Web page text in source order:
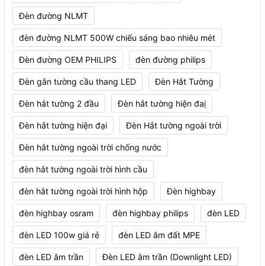
Đèn đường NLMT
đèn đường NLMT 500W chiếu sáng bao nhiêu mét
Đèn đường OEM PHILIPS đèn đường philips
Đèn gắn tường cầu thang LED Đèn Hắt Tường
Đèn hắt tường 2 đầu Đèn hắt tường hiện đaị
Đèn hắt tường hiện đại Đèn Hắt tường ngoài trời
Đèn hắt tường ngoài trời chống nước
đèn hắt tường ngoài trời hình cầu
đèn hắt tường ngoài trời hình hộp Đèn highbay
đèn highbay osram đèn highbay philips đèn LED
đèn LED 100w giá rẻ đèn LED âm đất MPE
đèn LED âm trần Đèn LED âm trần (Downlight LED)